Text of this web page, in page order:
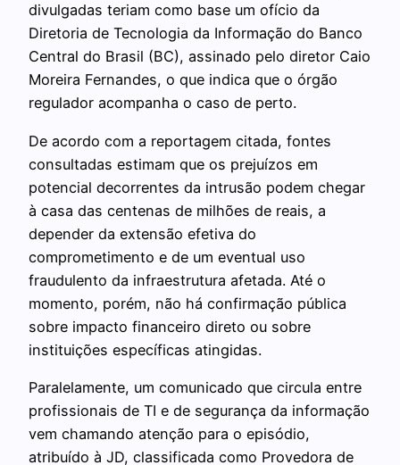
divulgadas teriam como base um ofício da
Diretoria de Tecnologia da Informação do Banco
Central do Brasil (BC), assinado pelo diretor Caio
Moreira Fernandes, o que indica que o órgão
regulador acompanha o caso de perto.
De acordo com a reportagem citada, fontes
consultadas estimam que os prejuízos em
potencial decorrentes da intrusão podem chegar
à casa das centenas de milhões de reais, a
depender da extensão efetiva do
comprometimento e de um eventual uso
fraudulento da infraestrutura afetada. Até o
momento, porém, não há confirmação pública
sobre impacto financeiro direto ou sobre
instituições específicas atingidas.
Paralelamente, um comunicado que circula entre
profissionais de TI e de segurança da informação
vem chamando atenção para o episódio,
atribuído à JD, classificada como Provedora de